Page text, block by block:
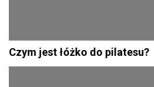
Czym jest łóżko do pilatesu?